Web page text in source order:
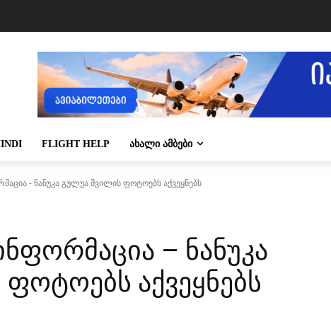
FLIGHT HELP ᲐᲮᲐᲚᲘ ᲐᲛᲑᲔᲑᲘ
- ნანუკა გულუა შვილის ფოტოებს აქვეყნებს
– ნანუკა
აქვეყნებს